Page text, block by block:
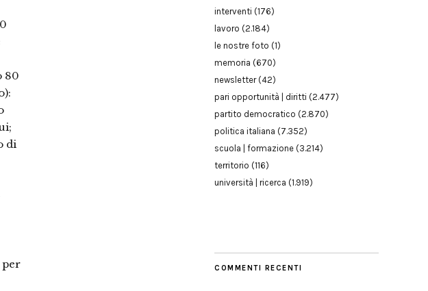
80
di
per
interventi (176)
lavoro (2.184)
le nostre foto (1)
memoria (670)
newsletter(42)
pari opportunità | diritti (2.477)
partito democratico (2.870)
politica italiana (7.352)
scuola | formazione (3.214)
territorio (116)
università | ricerca (1.919)
COMMENTI RECENTI